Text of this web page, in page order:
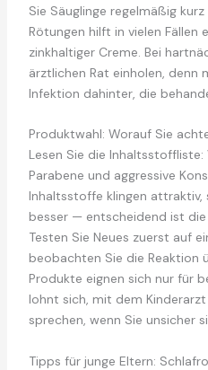
Sie Säuglinge regelmäßig
Rötungen hilft in vielen Fällen
zinkhaltiger Creme. Bei
ärztlichen Rat einholen, denn
Infektion dahinter, die
Produktwahl: Worauf Sie
Lesen Sie die Inhaltsstoffliste:
Parabene und aggressive
Inhaltsstoffe klingen
besser — entscheidend ist
Testen Sie Neues zuerst auf
beobachten Sie die Reaktion
Produkte eignen sich nur für
lohnt sich, mit dem
sprechen, wenn Sie unsicher
Tipps für junge Eltern: